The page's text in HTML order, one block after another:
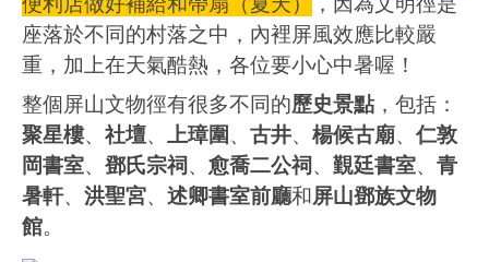
座落於不同的村落之中，內裡屏風效應比較嚴
重，加上在天氣酷熱，各位要小心中暑喔！
整個屏山文物徑有很多不同的歷史景點 ，包括：
聚星樓、 社壇、 上璋圍、 古井、 楊候古廟、 仁敦
岡書室、 鄧氏宗祠、 愈喬二公祠、 覲廷書室、 青
暑軒、 洪聖宮、 述卿書室前廳和屏山鄧族文物
館。